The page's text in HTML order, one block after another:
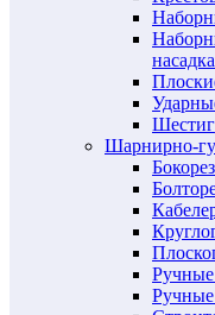
Шарнирно-